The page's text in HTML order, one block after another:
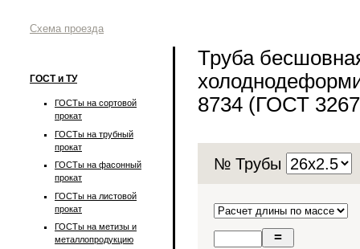
Схема проезда
ГОСТ и ТУ
ГОСТы на сортовой
прокат
ГОСТы на трубный
прокат
ГОСТы на фасонный
прокат
ГОСТы на листовой
прокат
ГОСТы на метизы и
металлопродукцию
Труба
8734 (ГОСТ
№ Трубы